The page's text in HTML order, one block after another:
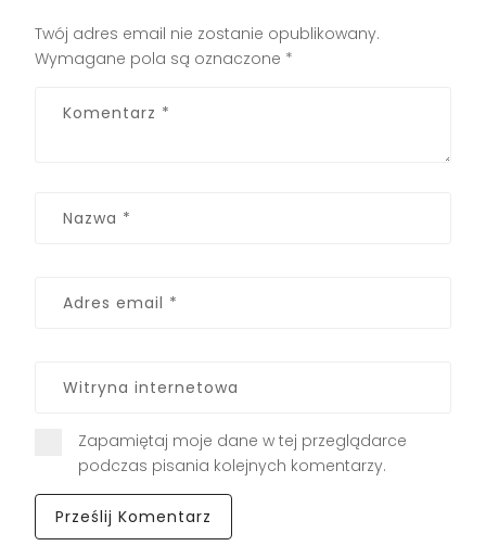
Twój adres email nie zostanie opublikowany.
Wymagane pola są oznaczone *
Zapamiętaj moje dane w tej przeglądarce
podczas pisania kolejnych komentarzy.